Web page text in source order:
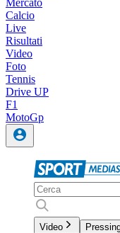
Mercato
Calcio
Live
Risultati
Video
Foto
Tennis
Drive UP
F1
MotoGp
Video